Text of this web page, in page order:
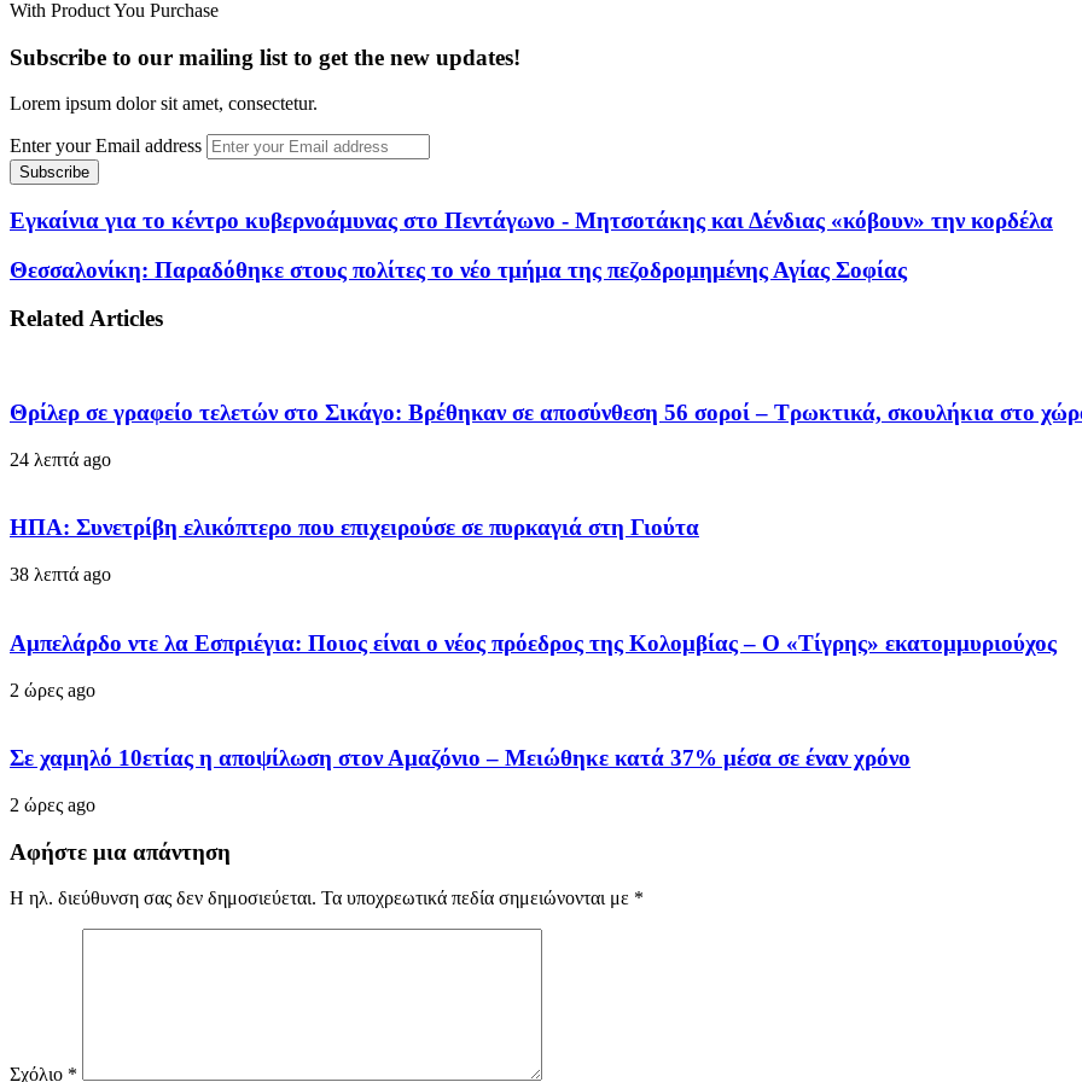
With Product You Purchase
Subscribe to our mailing list to get the new updates!
Lorem ipsum dolor sit amet, consectetur.
Enter your Email address
Εγκαίνια για το κέντρο κυβερνοάμυνας στο Πεντάγωνο - Μητσοτάκης και Δένδιας «κόβουν» την κορδέλα
Θεσσαλονίκη: Παραδόθηκε στους πολίτες το νέο τμήμα της πεζοδρομημένης Αγίας Σοφίας
Related Articles
Θρίλερ σε γραφείο τελετών στο Σικάγο: Βρέθηκαν σε αποσύνθεση 56 σοροί – Τρωκτικά, σκουλήκια στο
24 λεπτά ago
ΗΠΑ: Συνετρίβη ελικόπτερο που επιχειρούσε σε πυρκαγιά στη Γιούτα
38 λεπτά ago
Αμπελάρδο ντε λα Εσπριέγια: Ποιος είναι ο νέος πρόεδρος της Κολομβίας – Ο «Τίγρης» εκατομμυριούχος
2 ώρες ago
Σε χαμηλό 10ετίας η αποψίλωση στον Αμαζόνιο – Μειώθηκε κατά 37% μέσα σε έναν χρόνο
2 ώρες ago
Αφήστε μια απάντηση
Η ηλ. διεύθυνση σας δεν δημοσιεύεται. Τα υποχρεωτικά πεδία σημειώνονται με *
Σχόλιο *